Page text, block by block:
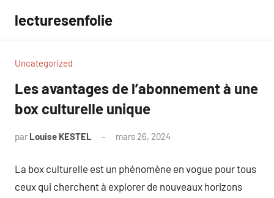
contenu
lecturesenfolie
Uncategorized
Les avantages de l’abonnement à une
box culturelle unique
par Louise KESTEL mars 26, 2024
La box culturelle est un phénomène en vogue pour tous
ceux qui cherchent à explorer de nouveaux horizons